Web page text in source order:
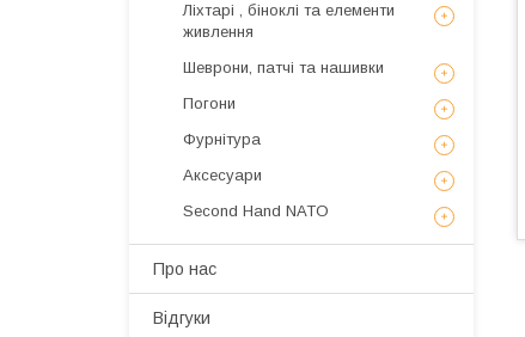
Ліхтарі , біноклі та елементи
живлення
Шеврони, патчі та нашивки
Погони
Фурнітура
Аксесуари
Second Hand NATO
Про нас
Відгуки